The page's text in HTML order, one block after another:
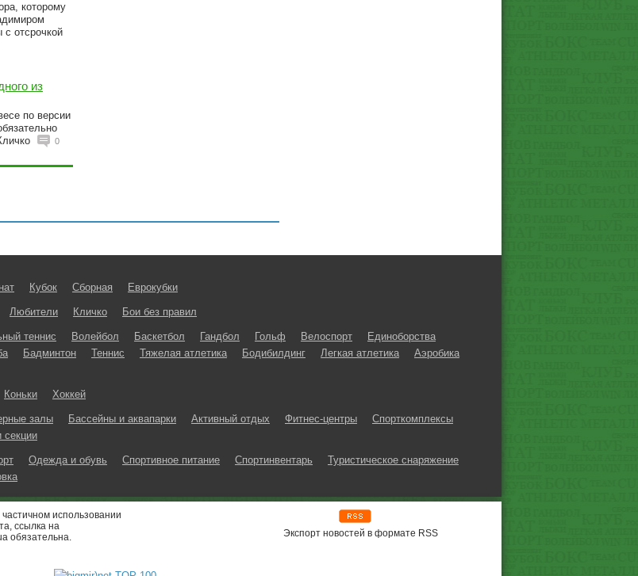
которому
отсрочкой
из
по версии
0
Кубок Сборная Еврокубки
Любители Кличко Бои без правил
теннис Волейбол Баскетбол Гандбол Гольф Велоспорт
Единоборства
Бадминтон Теннис Тяжелая атлетика Бодибилдинг Легкая атлетика
Аэробика
Коньки Хоккей
залы Бассейны и аквапарки Активный отдых Фитнес-центры
Спорткомплексы
секции
Одежда и обувь Спортивное питание Спортинвентарь
Туристическое снаряжение
использовании
ссылка на
обязательна.
Экспорт новостей в формате RSS